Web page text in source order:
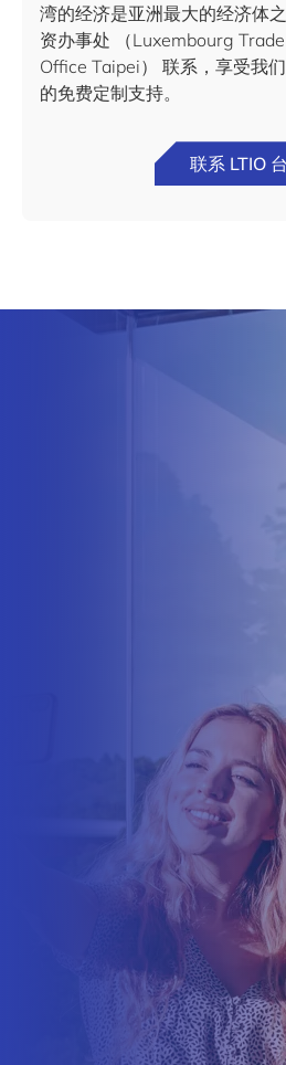
湾的经济是亚洲最大的经济体
资办事处 （Luxembourg
Office Taipei） 联系，享受我
的免费定制支持。
联系 LTIO